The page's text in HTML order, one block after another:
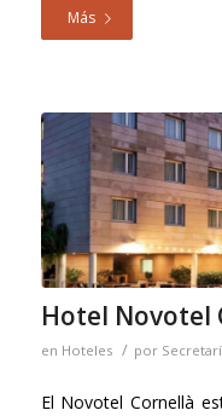
Más
Hotel Novotel
en Hoteles / por
El Novotel Cornellà